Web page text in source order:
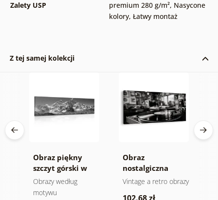
Zalety USP
premium 280 g/m², Nasycone
kolory, Łatwy montaż
Z tej samej kolekcji
Obraz piękny
szczyt górski w
wersji czarno-
białej
Obrazy według
motywu
Obraz
nostalgiczna
muzyczna
Vintage a retro obrazy